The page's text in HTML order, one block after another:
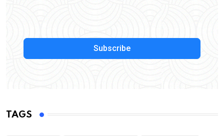
Subscribe
TAGS